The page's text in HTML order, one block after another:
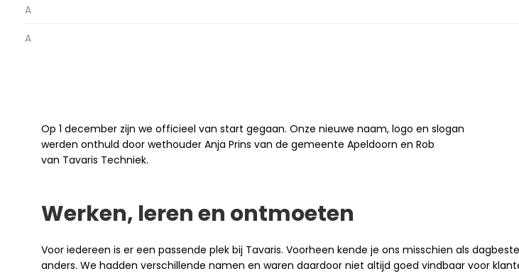
A
A
Op 1 december zijn we officieel van start gegaan. Onze nieuwe naam, logo en slogan
werden onthuld door wethouder Anja Prins van de gemeente Apeldoorn en Rob
van Tavaris Techniek.
Werken, leren en ontmoeten
Voor iedereen is er een passende plek bij Tavaris. Voorheen kende je ons misschien als
anders. We hadden verschillende namen en waren daardoor niet altijd goed vindbaar voor